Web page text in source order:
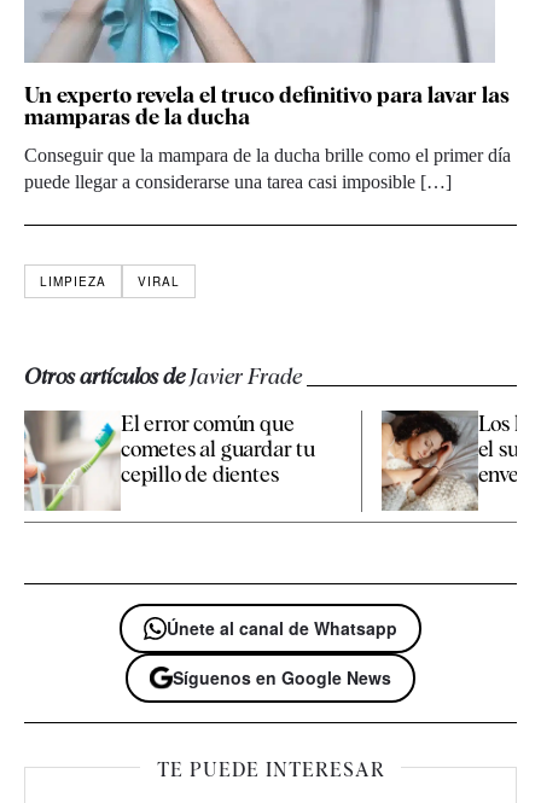
Un experto revela el truco definitivo para lavar las
mamparas de la ducha
Conseguir que la mampara de la ducha brille como el primer día
puede llegar a considerarse una tarea casi imposible […]
LIMPIEZA VIRAL
Otros artículos deJavier Frade
El error común que
cometes al guardar tu
cepillo de dientes
Los
el
Únete al canal de Whatsapp
Síguenos en Google News
TE PUEDE INTERESAR